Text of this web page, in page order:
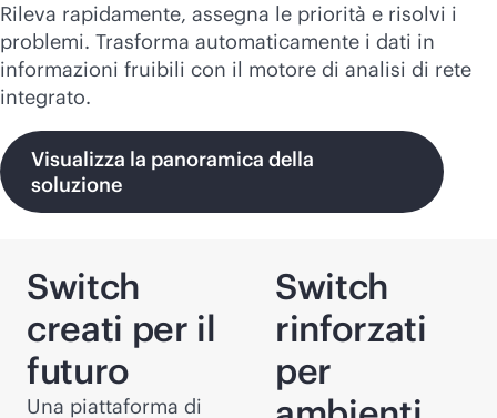
Rileva rapidamente, assegna le priorità e risolvi i
problemi. Trasforma automaticamente i dati in
informazioni fruibili con il motore di analisi di rete
integrato.
Visualizza la panoramica della
soluzione
Switch
creati per il
futuro
Una piattaforma di
Switch
rinforzati
per